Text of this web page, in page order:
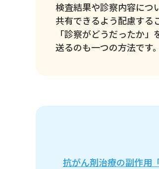
検査結果や診察内容につ
共有できるよう配慮する
「診察がどうだったか
送るのも一つの方法です。
抗がん剤治療の副作用